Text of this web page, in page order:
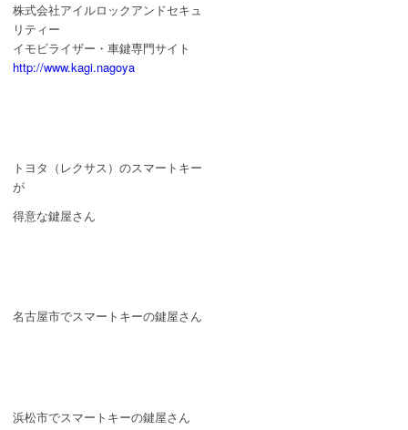
株式会社アイルロックアンドセキュ
リティー
イモビライザー・車鍵専門サイト
http://www.kagi.nagoya
トヨタ（レクサス）のスマートキー
が
得意な鍵屋さん
名古屋市でスマートキーの鍵屋さん
浜松市でスマートキーの鍵屋さん